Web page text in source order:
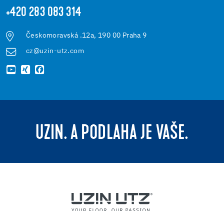
+420 283 083 314
Českomoravská .12a, 190 00 Praha 9
cz@uzin-utz.com
UZIN. A PODLAHA JE VAŠE.